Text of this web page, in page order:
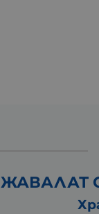
ЖАВАЛАТ